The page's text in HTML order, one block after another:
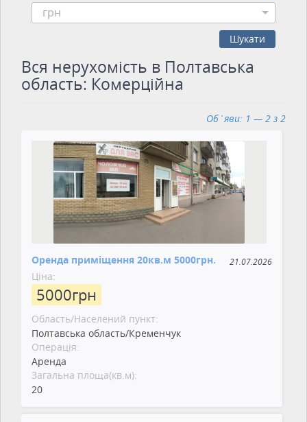
грн
Шукати
Вся нерухомість в Полтавська
область: Комерційна
Об`яви: 1 — 2 з 2
Оренда приміщення 20кв.м 5000грн. 21.07.2026
Ціна:
5000грн
Область/Населений пункт:
Полтавська область/Кременчук
Операція:
Аренда
Загальна площа(кв.м):
20